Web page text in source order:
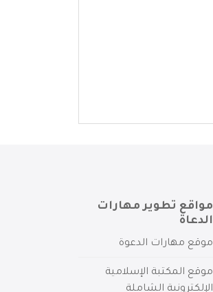
مواقع تطوير مهارات
الدعاة
موقع مهارات الدعوة
موقع المكتبة الإسلامية
الإلكترونية الشاملة